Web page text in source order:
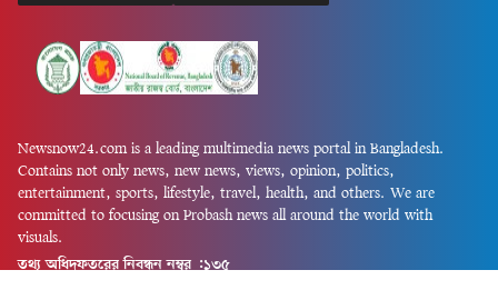
Newsnow24.com is a leading multimedia news portal in Bangladesh.
Contains not only news, new news, views, opinion, politics,
entertainment, sports, lifestyle, travel, health, and others. We are
committed to focusing on Probash news all around the world with
visuals.
তথ্য অধিদফতরের নিবন্ধন নম্বর :১৩৫